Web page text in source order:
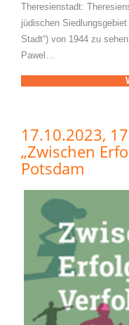
Theresienstadt:
jüdischen
Stadt“) von 1944 zu
Pawel…
17.10.2023,
„Zwischen
Potsdam